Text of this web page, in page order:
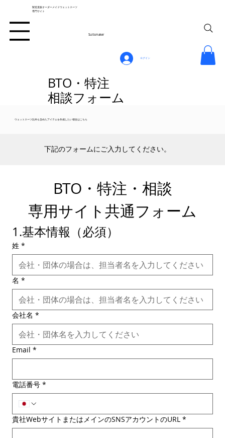
Suitsmaker
製造直販オーダーメイドウェットスーツ
専門サイト
ログイン
BTO・特注
​相談フォーム
ウェットスーツ以外も含めたアイテムを作成したい場合はこちら
下記のフォームにご入力してください。
BTO・特注・相談
専用サイト共通フォーム
1.基本情報（必須）
姓 *
名 *
会社名 *
Email *
電話番号 *
貴社WebサイトまたはメインのSNSアカウントのURL *